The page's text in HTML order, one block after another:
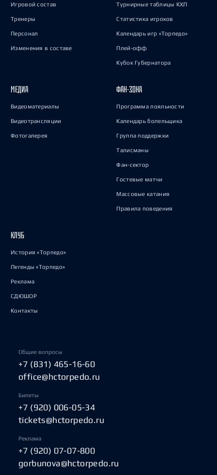
Игровой состав
Тренеры
Персонал
Изменения в составе
Турнирные таблицы КХЛ
Статистика игроков
Календарь игр «Торпедо»
Плей-офф
Кубок Губернатора
МЕДИА
Видеоматериалы
Видеотрансляции
Фотогалерея
ФАН-ЗОНА
Программа лояльности
Календарь болельщика
Группа поддержки
Талисманы
Фан-сектор
Гостевые матчи
Массовые катания
Правила поведения
КЛУБ
История «Торпедо»
Легенды «Торпедо»
Реклама
СДЮШОР
Контакты
Общие вопросы
+7 (831) 465-16-60
office@hctorpedo.ru
Билеты
+7 (920) 006-05-34
tickets@hctorpedo.ru
Реклама
+7 (920) 07-07-800
gorbunova@hctorpedo.ru